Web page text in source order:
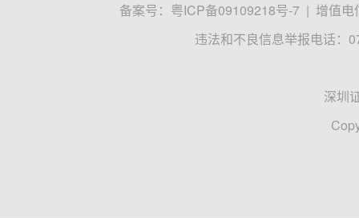
备案号： 粤ICP备09109218号-7 | 增值电
违法和不良信息举报电话：
深圳